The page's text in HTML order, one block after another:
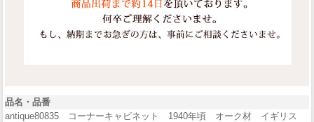
品名・品番
antique80835 コーナーキャビネット 1940年頃 オーク材 イギリス